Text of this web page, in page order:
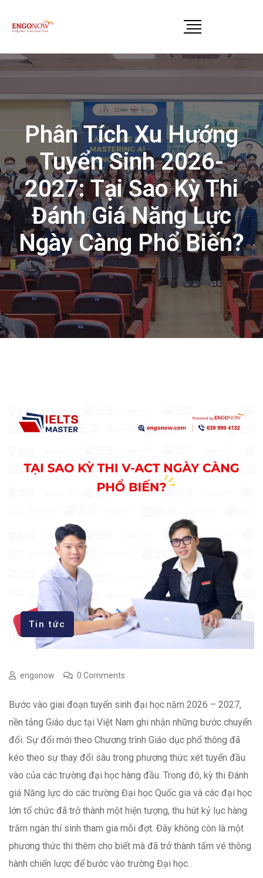
Phân Tích Xu Hướng
Tuyển Sinh 2026-
2027: Tại Sao Kỳ Thi
Đánh Giá Năng Lực
Ngày Càng Phổ Biến?
Tin tức
engonow 0 Comments
Bước vào giai đoạn tuyển sinh đại học năm 2026 – 2027,
nền tảng Giáo dục tại Việt Nam ghi nhận những bước chuyển
đổi. Sự đổi mới theo Chương trình Giáo dục phổ thông đã
kéo theo sự thay đổi sâu trong phương thức xét tuyển đầu
vào của các trường đại học hàng đầu. Trong đó, kỳ thi Đánh
giá Năng lực do các trường Đại học Quốc gia và các đại học
lớn tổ chức đã trở thành một hiện tượng, thu hút kỷ lục hàng
trăm ngàn thí sinh tham gia mỗi đợt. Đây không còn là một
phương thức thi thêm cho biết mà đã trở thành tấm vé thông
hành chiến lược để bước vào trường Đại học.